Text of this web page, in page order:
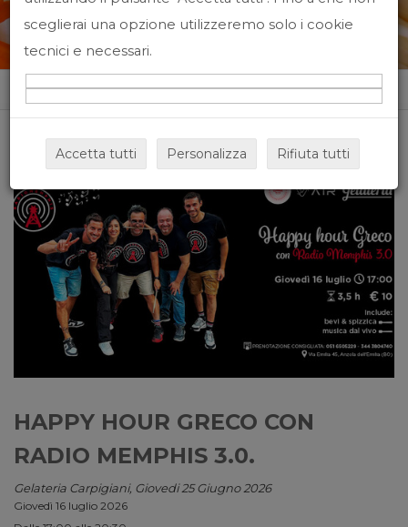
Home News&events
HAPPY HOUR GRECO CON
RADIO MEMPHIS 3.0.
Gelateria Carpigiani, Giovedi 25 Giugno 2026
Giovedì 16 luglio 2026
sceglierai una opzione utilizzeremo solo i cookie
tecnici e necessari.
Accetta tutti Personalizza Rifiuta tutti